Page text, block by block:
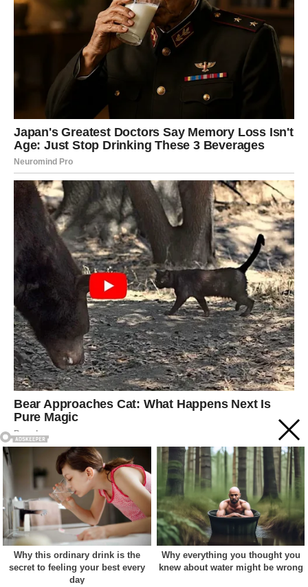
Acest site web folosește cookie-uri pentru a vă îmbunătăți
experiența. Vom presupune că sunteți de acord cu asta dacă
vă continuați navigarea.
Cookie settings ACCEPT